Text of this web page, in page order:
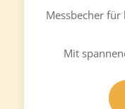
Messbecher für
Mit